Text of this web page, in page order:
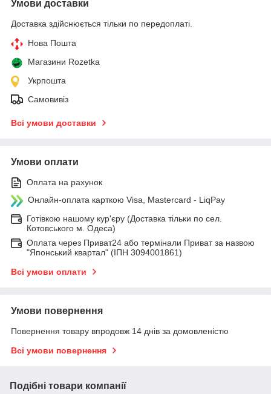
Умови доставки
Доставка здійснюється тільки по передоплаті.
Нова Пошта
Магазини Rozetka
Укрпошта
Самовивіз
Всі умови доставки
Умови оплати
Оплата на рахунок
Онлайн-оплата карткою Visa, Mastercard - LiqPay
Готівкою нашому кур'єру (Доставка тільки по сел.
Котовського м. Одеса)
Оплата через Приват24 або термінали Приват за назвою
"Японський квартал" (ІПН 3094001861)
Всі умови оплати
Умови повернення
Повернення товару впродовж 14 днів за домовленістю
Всі умови повернення
Подібні товари компанії